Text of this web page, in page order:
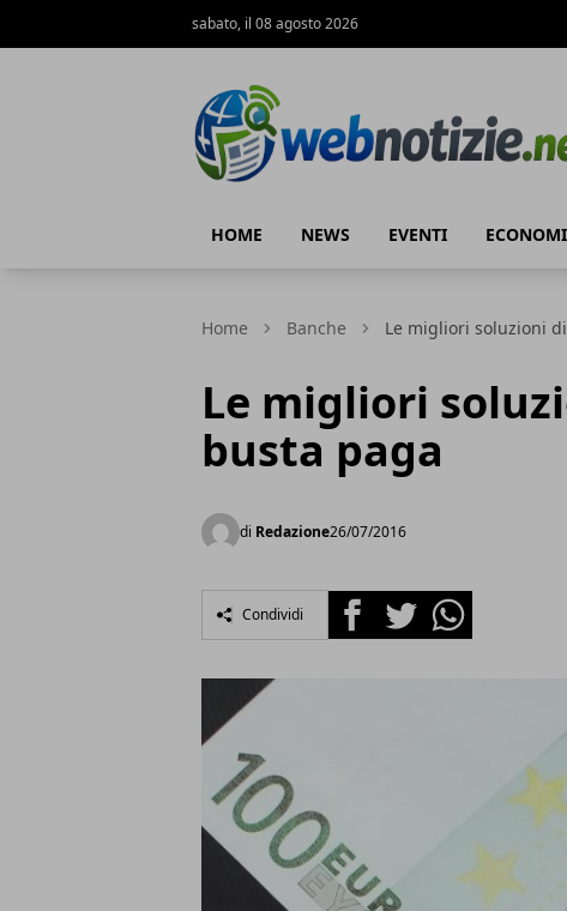
sabato, il 08 agosto 2026
HOME NEWS EVENTI
Home Banche Le migliori soluzioni
Le migliori
busta paga
di Redazione26/07/2016
Condividi FacebookTwitterWhatsapp